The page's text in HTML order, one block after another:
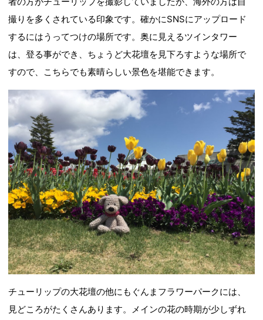
撮りを多くされている印象です。確かにSNSにアップロード
するにはうってつけの場所です。奥に見えるツインタワー
は、登る事ができ、ちょうど大花壇を見下ろすような場所で
すので、こちらでも素晴らしい景色を堪能できます。
チューリップの大花壇の他にもぐんまフラワーパークには、
見どころがたくさんあります。メインの花の時期が少しずれ